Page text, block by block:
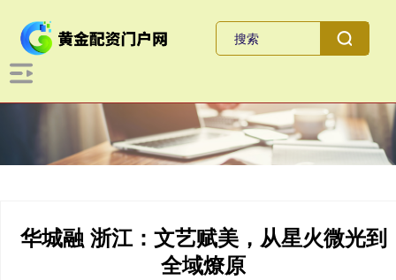
华城融 浙江：文艺赋美，从星火微光到
全域燎原